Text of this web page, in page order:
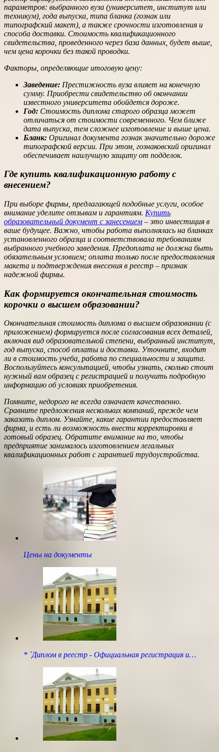
параметров: выбранного вуза (университет, институт или
техникум), года выпуска, типа бланка (гознак или
типографский макет), а также срочности изготовления и
способа доставки. Стоимость квалификационного
свидетельства, проведенного через база данных, будет выше,
чем цена корочки без такой проводки.
Факторы, определяющие итоговую цену:
Заведение: Престижность вуза влияет на конечную
сумму. Приобрести свидетельство об окончании
известного университета обойдется дороже.
Год: Стоимость диплома старого образца может
отличаться от стоимости современного. Чем ближе
дата выпуска, тем сложнее изготовление и выше цена.
Бланк: Оригинал документа гознак значительно дороже
типографской версии. При этом, гознаковский оригинал
обеспечивает наилучшую защиту от подделок.
Где купить квалификационную работу с
внесением?
При выборе фирмы, предлагающей подобные услуги, особое
внимание уделите отзывам и гарантиям. Купить
образовательный документ с занесением – это инвестиция в
ваше будущее. Важно, чтобы работа выполнялась на бланках
установленного образца и соответствовала требованиям
выбранного учебного заведения. Предоплата не должна быть
обязательным условием; оплата только после предоставления
макета и подтверждения внесения в реестр – признак
надежной фирмы.
Как формируется окончательная стоимость
корочки о высшем образовании?
Окончательная стоимость диплома о высшем образовании (с
приложением) формируется после согласования всех деталей,
включая вид образовательной степени, выбранный институт,
год выпуска, способ оплаты и доставки. Уточните, входит
ли в стоимость учеба, работа по специальности и защита.
Воспользуйтесь консультацией, чтобы узнать, сколько стоит
нужный вам образец с регистрацией и получить подробную
информацию об условиях приобретения.
Помните, недорого не всегда означает качественно.
Сравните предложения нескольких компаний, прежде чем
заказать диплом. Узнайте, какие гарантии предоставляет
фирма, и есть ли возможность внести корректировки в
готовый образец. Обратите внимание на то, чтобы
предприятие занималось изготовлением легальных
квалификационных работ с гарантией трудоустройства.
Цены на документы
* `Диплом в реестр - Официальная регистрация и…